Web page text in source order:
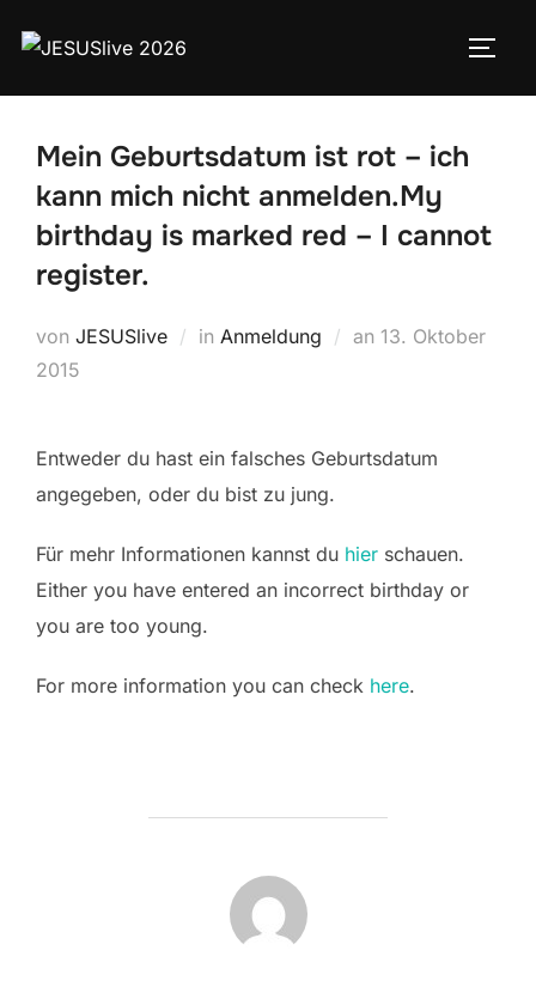
Mein Geburtsdatum ist rot – ich
kann mich nicht anmelden.My
birthday is marked red – I cannot
register.
von JESUSlive in Anmeldung an 13. Oktober
2015
Entweder du hast ein falsches Geburtsdatum
angegeben, oder du bist zu jung.
Für mehr Informationen kannst du hier schauen.
Either you have entered an incorrect birthday or
you are too young.
For more information you can check here.
BEITRAGSAUTOR